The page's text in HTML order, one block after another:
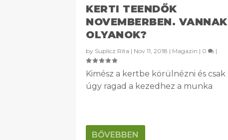
KERTI TEENDŐK
NOVEMBERBEN. VANNAK
OLYANOK?
by Suplicz Rita | Nov 11, 2018 | Magazin | 0 |
Kimész a kertbe körülnézni és csak
úgy ragad a kezedhez a munka
BŐVEBBEN